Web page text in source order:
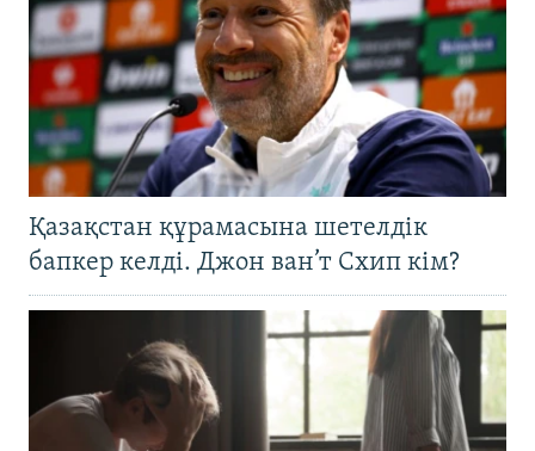
Қазақстан құрамасына шетелдік
бапкер келді. Джон ван’т Схип кім?